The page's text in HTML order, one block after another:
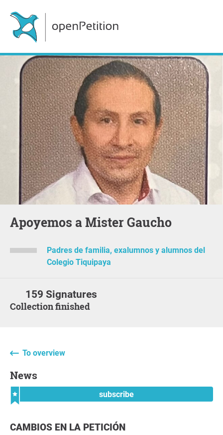
Apoyemos a Mister Gaucho
Padres de familia, exalumnos y alumnos del
Colegio Tiquipaya
159 Signatures
Collection finished
To overview
News
subscribe
CAMBIOS EN LA PETICIÓN